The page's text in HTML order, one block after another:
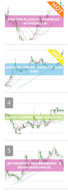
4
5